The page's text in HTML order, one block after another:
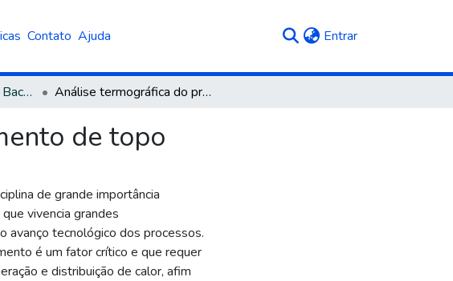
Contato Ajuda Entrar(current)
Engenharia Mecânica - Bacharelado Análise termográfica do processo de fresamento de topo
de topo
de grande importância
vivencia grandes
avanço tecnológico dos processos.
é um fator crítico e que requer
e distribuição de calor, afim